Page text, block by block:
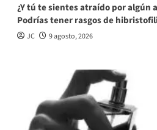
¿Y tú te sientes atraído por algún
Podrías tener rasgos de
JC 9 agosto, 2026